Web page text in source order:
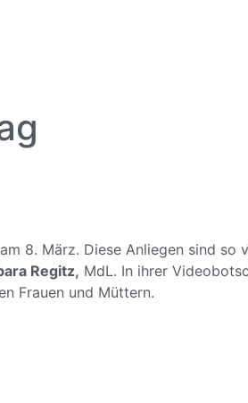
8. März. Diese Anliegen sind so
Regitz, MdL. In ihrer
Frauen und Müttern.